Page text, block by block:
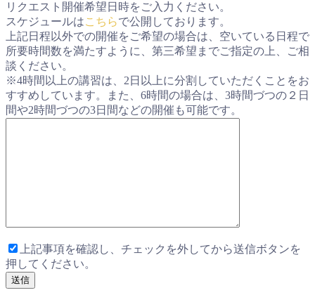
リクエスト開催希望日時をご入力ください。
スケジュールはこちらで公開しております。
上記日程以外での開催をご希望の場合は、空いている日程で
所要時間数を満たすように、第三希望までご指定の上、ご相
談ください。
※4時間以上の講習は、2日以上に分割していただくことをお
すすめしています。また、6時間の場合は、3時間づつの２日
間や2時間づつの3日間などの開催も可能です。
上記事項を確認し、チェックを外してから送信ボタンを
押してください。